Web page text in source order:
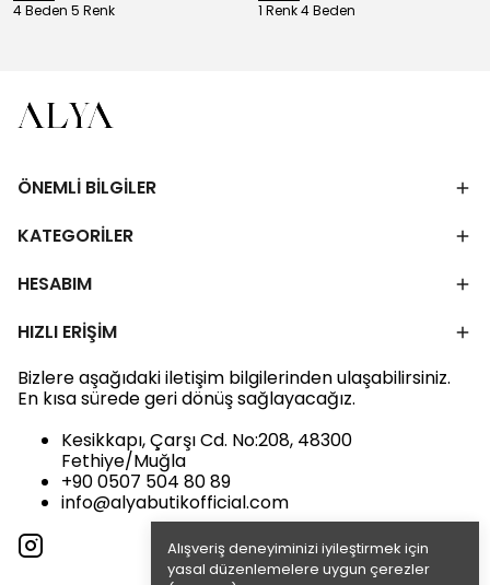
Alışveriş deneyiminizi iyileştirmek için
yasal düzenlemelere uygun çerezler
4 Beden 5 Renk 1 Renk 4 Beden
ÖNEMLİ BİLGİLER
KATEGORİLER
HESABIM
HIZLI ERİŞİM
Bizlere aşağıdaki iletişim bilgilerinden ulaşabilirsiniz.
En kısa sürede geri dönüş sağlayacağız.
Kesikkapı, Çarşı Cd. No:208, 48300
Fethiye/Muğla
+90 0507 504 80 89
info@alyabutikofficial.com